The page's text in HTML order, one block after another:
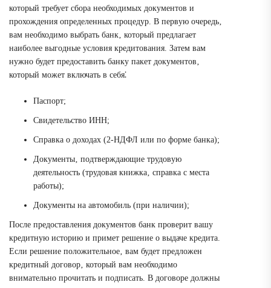
который требует сбора необходимых документов и
прохождения определенных процедур. В первую очередь‚
вам необходимо выбрать банк‚ который предлагает
наиболее выгодные условия кредитования. Затем вам
нужно будет предоставить банку пакет документов‚
который может включать в себя⁚
Паспорт;
Свидетельство ИНН;
Справка о доходах (2-НДФЛ или по форме банка);
Документы‚ подтверждающие трудовую
деятельность (трудовая книжка‚ справка с места
работы);
Документы на автомобиль (при наличии);
После предоставления документов банк проверит вашу
кредитную историю и примет решение о выдаче кредита.
Если решение положительное‚ вам будет предложен
кредитный договор‚ который вам необходимо
внимательно прочитать и подписать. В договоре должны